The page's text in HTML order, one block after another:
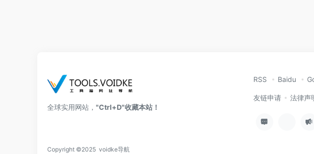
全球实用网站， "Ctrl+D"收藏本站！
RSS Baidu
友链申请 法律声
Copyright ©2025 voidke导航